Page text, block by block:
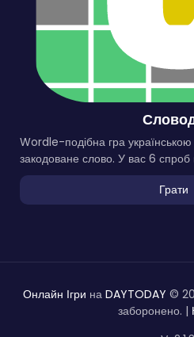
Wordle-подібна гра
закодоване слово. У вас 6 спроб
Грати
Онлайн Ігри на DAYTODAY ©
заборонено. |